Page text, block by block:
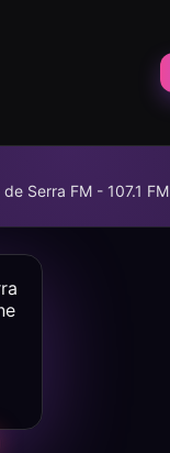
de Serra FM - 107.1 FM